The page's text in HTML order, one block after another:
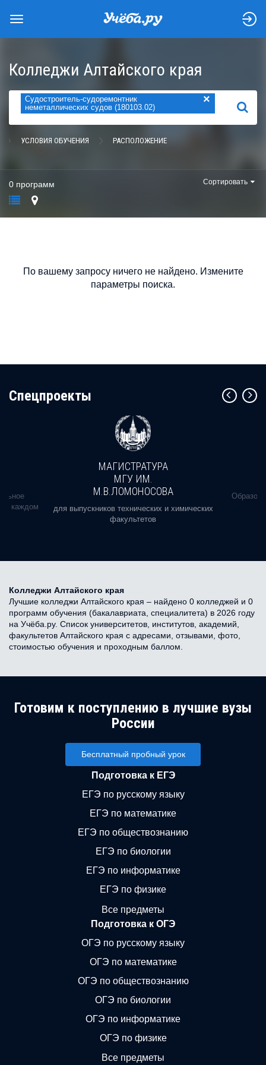
Колледжи Алтайского края
Судостроитель-судоремонтник
неметаллических судов (180103.02)
×
НАЙТИ
УСЛОВИЯ ОБУЧЕНИЯ РАСПОЛОЖЕНИЕ
0 программ Сортировать
По вашему запросу ничего не найдено. Измените
параметры поиска.
Cпецпроекты
в каждом
МАГИСТРАТУРА
МГУ ИМ.
М.В.ЛОМОНОСОВА
для выпускников технических и химических
факультетов
Колледжи Алтайского края
Лучшие колледжи Алтайского края – найдено 0 колледжей и 0
программ обучения (бакалавриата, специалитета) в 2026 году
на Учёба.ру. Список университетов, институтов, академий,
факультетов Алтайского края с адресами, отзывами, фото,
стоимостью обучения и проходным баллом.
Готовим к поступлению в лучшие вузы
России
Бесплатный пробный урок
Подготовка к ЕГЭ
ЕГЭ по русскому языку
ЕГЭ по математике
ЕГЭ по обществознанию
ЕГЭ по биологии
ЕГЭ по информатике
ЕГЭ по физике
Все предметы
Подготовка к ОГЭ
ОГЭ по русскому языку
ОГЭ по математике
ОГЭ по обществознанию
ОГЭ по биологии
ОГЭ по информатике
ОГЭ по физике
Все предметы